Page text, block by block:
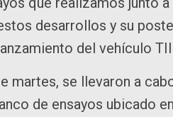
desarrollos y su
del vehículo
martes, se llevaron a
de ensayos ubicado